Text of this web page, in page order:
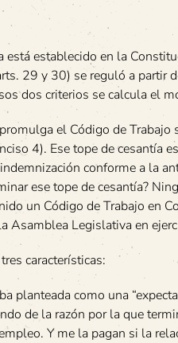
está establecido en la
29 y 30) se reguló a partir
dos criterios se calcula el
el Código de
4). Ese tope de cesantía
conforme a la
ese tope de cesantía?
un Código de Trabajo en
Asamblea Legislativa en
características:
planteada como una
de la razón por la que
Y me la pagan si la